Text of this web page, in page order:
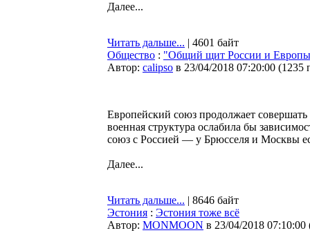
Далее...
Читать дальше... | 4601 байт
Общество : "Общий щит России и
Автор: calipso в 23/04/2018 07:20:00 (1235
Европейский союз продолжает
военная структура ослабила бы
союз с Россией — у Брюсселя и Москвы
Далее...
Читать дальше... | 8646 байт
Эстония : Эстония тоже всё
Автор: MONMOON в 23/04/2018 07:10:00